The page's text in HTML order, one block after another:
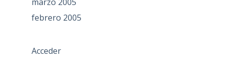
febrero 2005
Acceder